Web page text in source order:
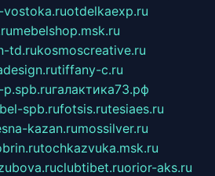
otdelkaexp.ru
mebelshop.msk.ru
td.rukosmoscreative.ru
tiffany-c.ru
галактика73.рф
spb.rufotsis.rutesiaes.ru
kazan.rumossilver.ru
tochkazvuka.msk.ru
clubtibet.ruorior-aks.ru